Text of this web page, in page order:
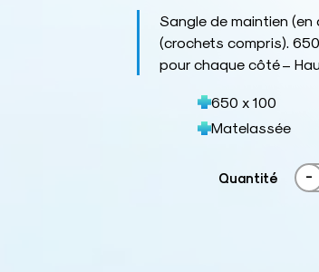
Sangle de maintien
(crochets compris).
pour chaque côté –
650 x 100
Matelassée
Quantité -